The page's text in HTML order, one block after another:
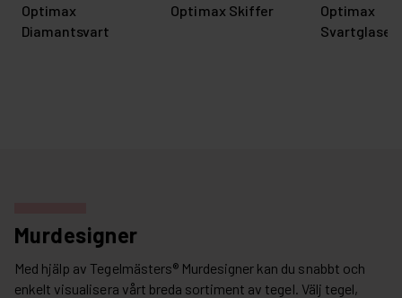
Optimax
Diamantsvart
Optimax Skiffer
Optimax
Murdesigner
Med hjälp av Tegelmästers® Murdesigner kan du snabbt och
enkelt visualisera vårt breda sortiment av tegel. Välj tegel,